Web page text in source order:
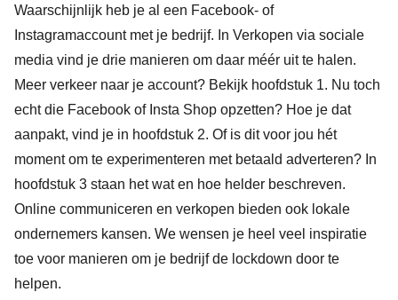
Waarschijnlijk heb je al een Facebook- of
Instagramaccount met je bedrijf. In Verkopen via sociale
media vind je drie manieren om daar méér uit te halen.
Meer verkeer naar je account? Bekijk hoofdstuk 1. Nu toch
echt die Facebook of Insta Shop opzetten? Hoe je dat
aanpakt, vind je in hoofdstuk 2. Of is dit voor jou hét
moment om te experimenteren met betaald adverteren? In
hoofdstuk 3 staan het wat en hoe helder beschreven.
Online communiceren en verkopen bieden ook lokale
ondernemers kansen. We wensen je heel veel inspiratie
toe voor manieren om je bedrijf de lockdown door te
helpen.